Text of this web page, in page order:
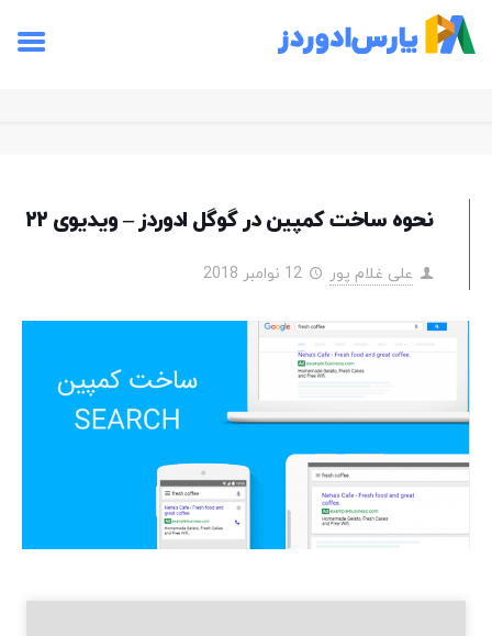
نحوه ساخت کمپین در گوگل ادوردز – ویدیوی ۲۲
علی غلام پور 12 نوامبر 2018